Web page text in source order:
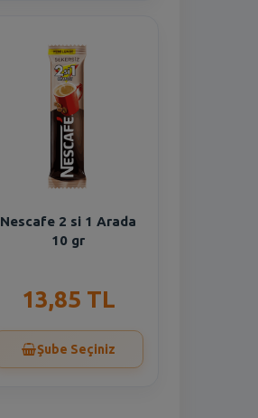
Nescafe 2 si 1 Arada
10 gr
13,85 TL
Şube Seçiniz